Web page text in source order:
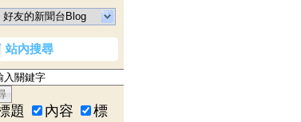
好友的新聞台Blog
站內搜尋
題 內容
標